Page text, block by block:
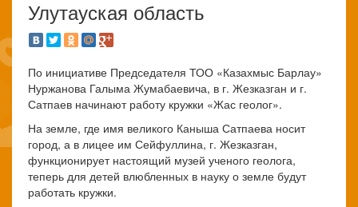
Улутауская область
По инициативе Председателя ТОО «Казахмыс Барлау»
Нуржанова Галыма Жумабаевича, в г. Жезказган и г.
Сатпаев начинают работу кружки «Жас геолог».
На земле, где имя великого Каныша Сатпаева носит
город, а в лицее им Сейфуллина, г. Жезказган,
функционирует настоящий музей ученого геолога,
теперь для детей влюбленных в науку о земле будут
работать кружки.